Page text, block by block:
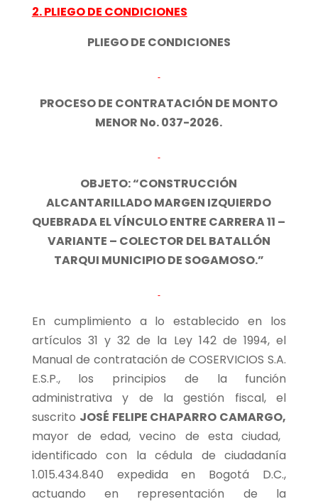
2. PLIEGO DE CONDICIONES
PLIEGO DE CONDICIONES
PROCESO DE CONTRATACIÓN DE MONTO
MENOR No. 037-2026.
OBJETO: “CONSTRUCCIÓN
ALCANTARILLADO MARGEN IZQUIERDO
QUEBRADA EL VÍNCULO ENTRE CARRERA 11 –
VARIANTE – COLECTOR DEL BATALLÓN
TARQUI MUNICIPIO DE SOGAMOSO.”
En cumplimiento a lo establecido en los
artículos 31 y 32 de la Ley 142 de 1994, el
Manual de contratación de COSERVICIOS S.A.
E.S.P., los principios de la función
administrativa y de la gestión fiscal, el
suscrito JOSÉ FELIPE CHAPARRO CAMARGO,
mayor de edad, vecino de esta ciudad,
identificado con la cédula de ciudadanía
1.015.434.840 expedida en Bogotá D.C.,
actuando en representación de la